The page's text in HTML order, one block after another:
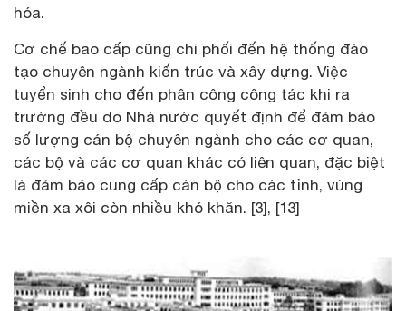
hóa.
Cơ chế bao cấp cũng chi phối đến hệ thống đào
tạo chuyên ngành kiến trúc và xây dựng. Việc
tuyển sinh cho đến phân công công tác khi ra
trường đều do Nhà nước quyết định để đảm bảo
số lượng cán bộ chuyên ngành cho các cơ quan,
các bộ và các cơ quan khác có liên quan, đặc biệt
là đảm bảo cung cấp cán bộ cho các tỉnh, vùng
miền xa xôi còn nhiều khó khăn. [3], [13]